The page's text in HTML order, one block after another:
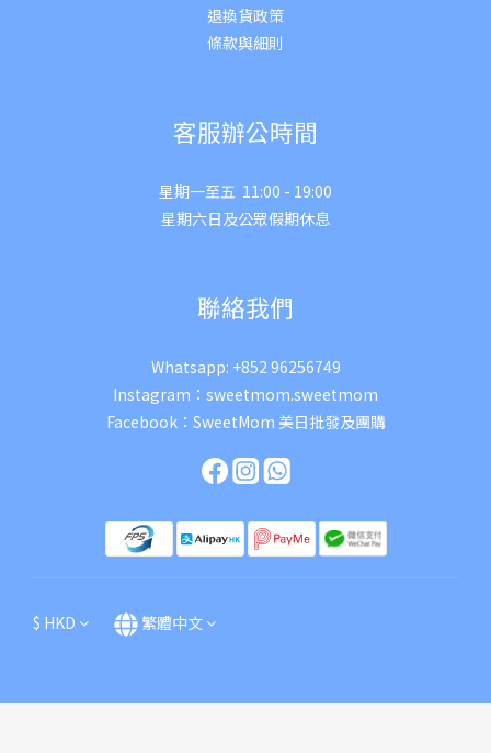
退換貨政策
條款與細則
客服辦公時間
星期一至五 11:00 - 19:00
星期六日及公眾假期休息
聯絡我們
Whatsapp: +852 96256749
Instagram： sweetmom.sweetmom
Facebook： SweetMom 美日批發及團購
$ HKD 繁體中文